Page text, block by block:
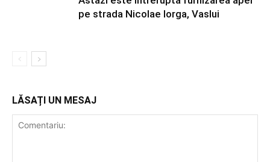
pe strada Nicolae Iorga, Vaslui
LĂSAȚI UN MESAJ